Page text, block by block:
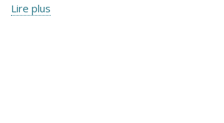
Lire plus